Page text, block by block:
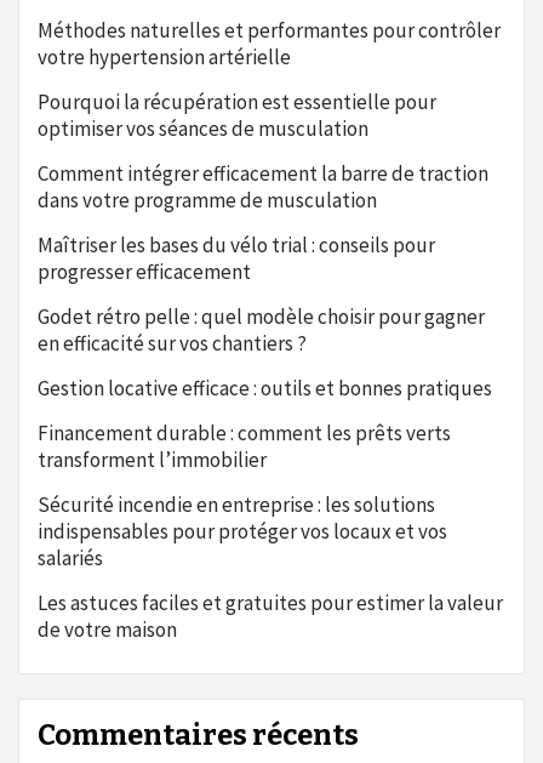
Méthodes naturelles et performantes pour contrôler
votre hypertension artérielle
Pourquoi la récupération est essentielle pour
optimiser vos séances de musculation
Comment intégrer efficacement la barre de traction
dans votre programme de musculation
Maîtriser les bases du vélo trial : conseils pour
progresser efficacement
Godet rétro pelle : quel modèle choisir pour gagner
en efficacité sur vos chantiers ?
Gestion locative efficace : outils et bonnes pratiques
Financement durable : comment les prêts verts
transforment l’immobilier
Sécurité incendie en entreprise : les solutions
indispensables pour protéger vos locaux et vos
salariés
Les astuces faciles et gratuites pour estimer la valeur
de votre maison
Commentaires récents